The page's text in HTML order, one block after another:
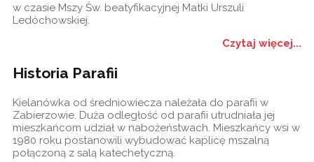
w czasie Mszy Św. beatyfikacyjnej Matki Urszuli
Ledóchowskiej.
Czytaj więcej...
Historia Parafii
Kielanówka od średniowiecza należała do parafii w
Zabierzowie. Duża odległość od parafii utrudniała jej
mieszkańcom udział w nabożeństwach. Mieszkańcy wsi w
1980 roku postanowili wybudować kaplicę mszalną
połączoną z salą katechetyczną.